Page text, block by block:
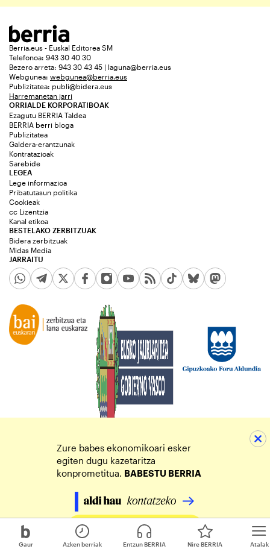
Gaur Atalak
Azken berriak Entzun BERRIA Nire BERRIA
Berria.eus - Euskal Editorea SM
Telefonoa: 943 30 40 30
Bezero arreta: 943 30 43 45 | laguna@berria.eus
Webgunea: webgunea@berria.eus
Publizitatea: publi@bidera.eus
Harremanetan jarri
ORRIALDE KORPORATIBOAK
Ezagutu BERRIA Taldea
BERRIA berri bloga
Publizitatea
Galdera-erantzunak
Kontratazioak
Sarebide
JARRAITU
LEGEA
Lege informazioa
Pribatutasun politika
Cookieak
cc Lizentzia
Kanal etikoa
BESTELAKO ZERBITZUAK
Bidera zerbitzuak
Midas Media
Zure babes ekonomikoari esker
egiten dugu kazetaritza
konprometitua. BABESTU BERRIA
Egin zure ekarpena